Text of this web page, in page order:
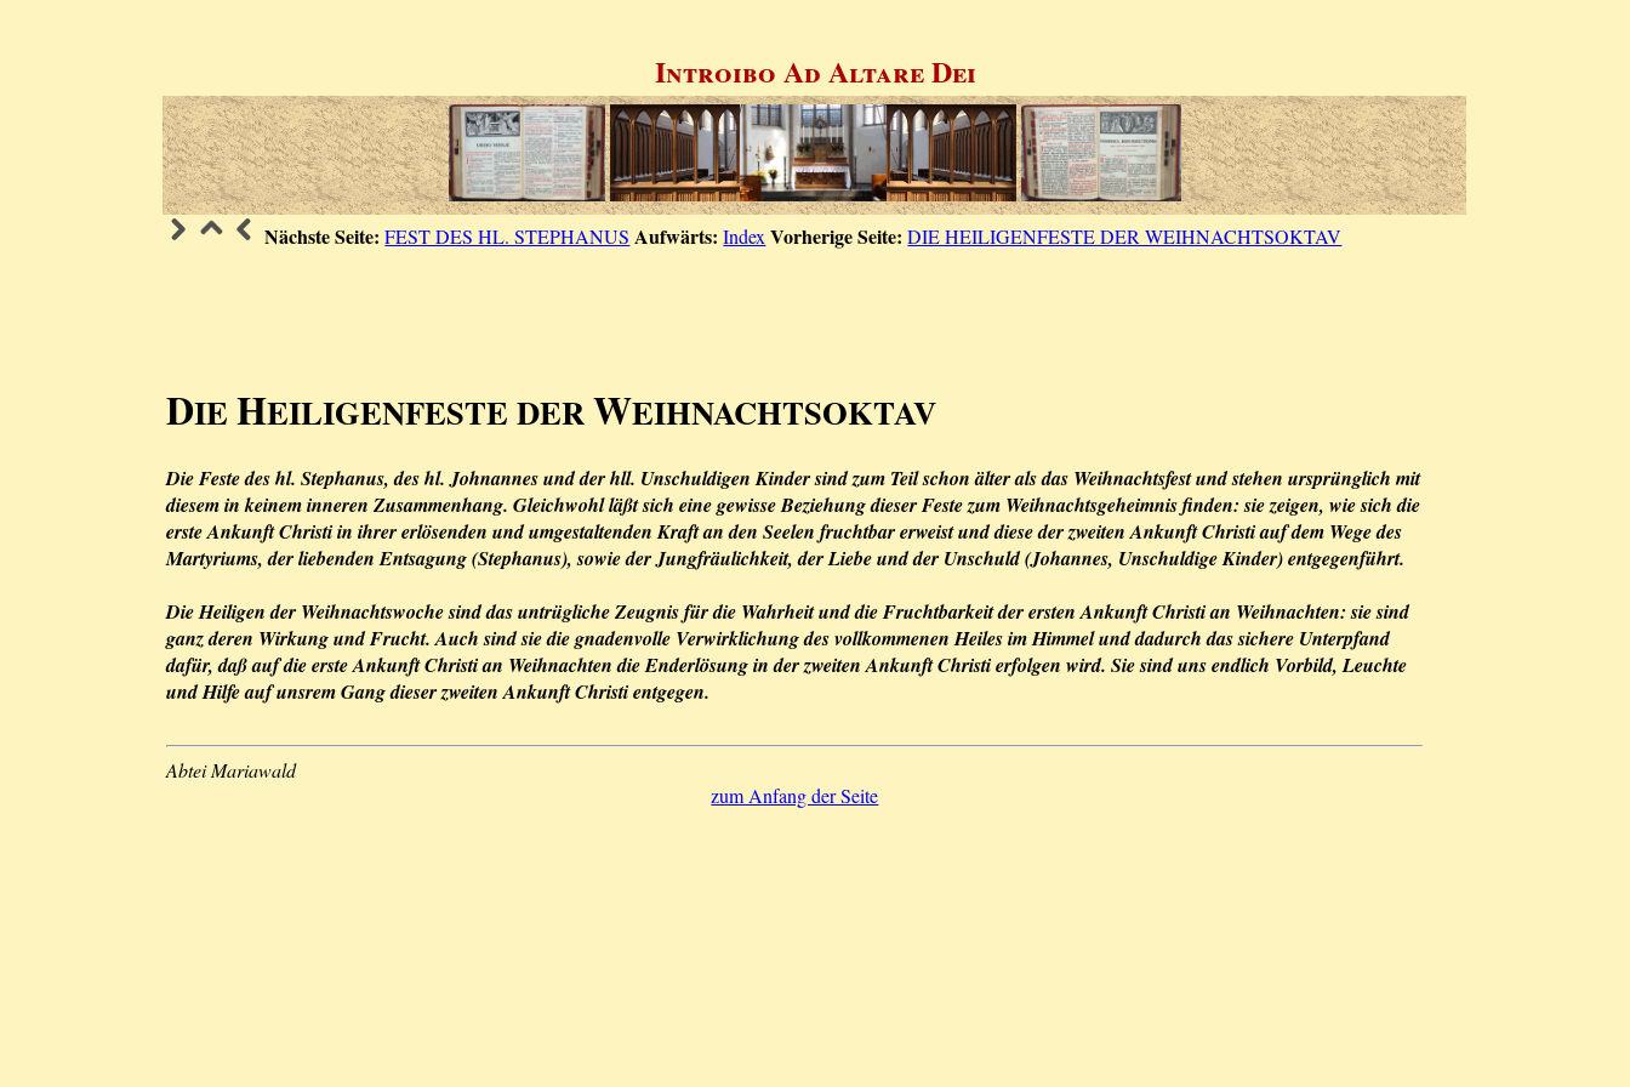
Introibo Ad Altare Dei
Nächste Seite: FEST DES HL. STEPHANUS Aufwärts: Index Vorherige Seite: DIE HEILIGENFESTE DER WEIHNACHTSOKTAV
DIEHEILIGENFESTE DERWEIHNACHTSOKTAV
Die Feste des hl. Stephanus, des hl. Johnannes und der hll. Unschuldigen Kinder sind zum Teil schon älter als das Weihnachtsfest und stehen ursprünglich mit
diesem in keinem inneren Zusammenhang. Gleichwohl läßt sich eine gewisse Beziehung dieser Feste zum Weihnachtsgeheimnis finden: sie zeigen, wie sich die
erste Ankunft Christi in ihrer erlösenden und umgestaltenden Kraft an den Seelen fruchtbar erweist und diese der zweiten Ankunft Christi auf dem Wege des
Martyriums, der liebenden Entsagung (Stephanus), sowie der Jungfräulichkeit, der Liebe und der Unschuld (Johannes, Unschuldige Kinder) entgegenführt.
Die Heiligen der Weihnachtswoche sind das untrügliche Zeugnis für die Wahrheit und die Fruchtbarkeit der ersten Ankunft Christi an Weihnachten: sie sind
ganz deren Wirkung und Frucht. Auch sind sie die gnadenvolle Verwirklichung des vollkommenen Heiles im Himmel und dadurch das sichere Unterpfand
dafür, daß auf die erste Ankunft Christi an Weihnachten die Enderlösung in der zweiten Ankunft Christi erfolgen wird. Sie sind uns endlich Vorbild, Leuchte
und Hilfe auf unsrem Gang dieser zweiten Ankunft Christi entgegen.
Abtei Mariawald
zum Anfang der Seite